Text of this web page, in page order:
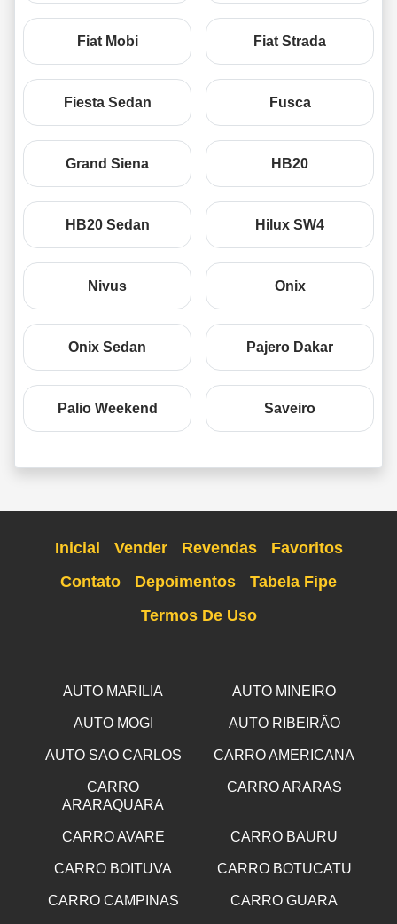
Fiat Mobi Fiat Strada
Fiesta Sedan Fusca
Grand Siena HB20
HB20 Sedan Hilux SW4
Nivus Onix
Onix Sedan Pajero Dakar
Palio Weekend Saveiro
Inicial Vender Revendas
Favoritos
Contato
Depoimentos
Tabela Fipe
Termos De Uso
AUTO MARILIA AUTO MINEIRO
AUTO MOGI AUTO RIBEIRÃO
AUTO SAO CARLOS CARRO AMERICANA
CARRO
ARARAQUARA
CARRO ARARAS
CARRO AVARE CARRO BAURU
CARRO BOITUVA CARRO BOTUCATU
CARRO CAMPINAS CARRO GUARA